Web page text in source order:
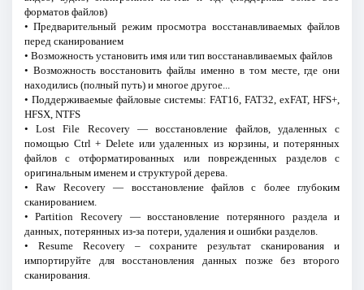
форматов файлов)
• Предварительный режим просмотра восстанавливаемых файлов
перед сканированием
• Возможность установить имя или тип восстанавливаемых файлов
• Возможность восстановить файлы именно в том месте, где они
находились (полный путь) и многое другое...
• Поддерживаемые файловые системы: FAT16, FAT32, exFAT, HFS+,
HFSX, NTFS
• Lost File Recovery — восстановление файлов, удаленных с
помощью Ctrl + Delete или удаленных из корзины, и потерянных
файлов с отформатированных или поврежденных разделов с
оригинальным именем и структурой дерева.
• Raw Recovery — восстановление файлов с более глубоким
сканированием.
• Partition Recovery — восстановление потерянного раздела и
данных, потерянных из-за потери, удаления и ошибки разделов.
• Resume Recovery – сохраните результат сканирования и
импортируйте для восстановления данных позже без второго
сканирования.